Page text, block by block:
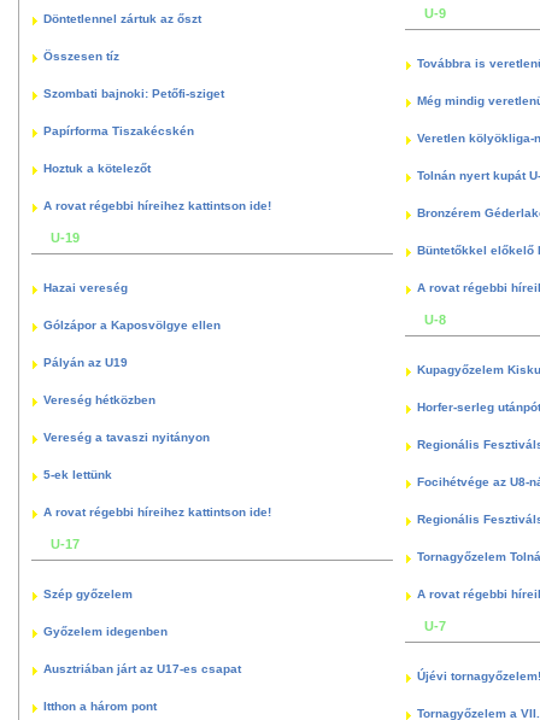
Döntetlennel zártuk az őszt
Összesen tíz
Szombati bajnoki: Petőfi-sziget
Papírforma Tiszakécskén
Hoztuk a kötelezőt
A rovat régebbi híreihez kattintson ide!
U-19
Hazai vereség
Gólzápor a Kaposvölgye ellen
Pályán az U19
Vereség hétközben
Vereség a tavaszi nyitányon
5-ek lettünk
A rovat régebbi híreihez kattintson ide!
U-17
Szép győzelem
Győzelem idegenben
Ausztriában járt az U17-es csapat
Itthon a három pont
U-9
Továbbra is
Még mindig
Veretlen kölyökliga-
Tolnán nyert kupát
Bronzérem
Büntetőkkel előkelő
A rovat régebbi
U-8
Kupagyőzelem
Horfer-serleg
Regionális
Focihétvége az U8-
Regionális
Tornagyőzelem
A rovat régebbi
U-7
Újévi tornagyőzelem!
Tornagyőzelem a